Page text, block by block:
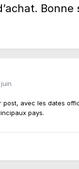
Bonne
post, avec les dates
pays.